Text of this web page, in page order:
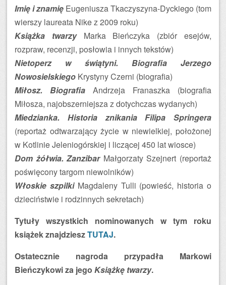
Imię i znamię Eugeniusza Tkaczyszyna-Dyckiego (tom
wierszy laureata Nike z 2009 roku)
Książka twarzyMarka Bieńczyka (zbiór esejów,
rozpraw, recenzji, posłowia i innych tekstów)
Nietoperz w świątyni. Biografia Jerzego
Nowosielskiego Krystyny Czerni (biografia)
Miłosz. Biografia Andrzeja Franaszka (biografia
Miłosza, najobszerniejsza z dotychczas wydanych)
Miedzianka. Historia znikania Filipa Springera
(reportaż odtwarzający życie w niewielkiej, położonej
w Kotlinie Jeleniogórskiej i liczącej 450 lat wiosce)
Dom żółwia. ZanzibarMałgorzaty Szejnert (reportaż
poświęcony targom niewolników)
Włoskie szpilkiMagdaleny Tulli (powieść, historia o
dzieciństwie i rodzinnych sekretach)
Tytuły wszystkich nominowanych w tym roku
książek znajdzieszTUTAJ.
Ostatecznie nagroda przypadła Markowi
Bieńczykowi za jego Książkę twarzy.